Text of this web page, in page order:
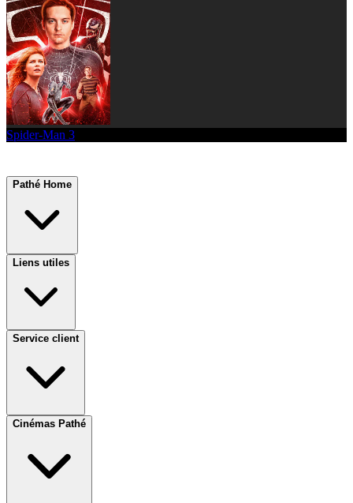
Spider-Man 3
Pathé Home
Liens utiles
Service client
Cinémas Pathé